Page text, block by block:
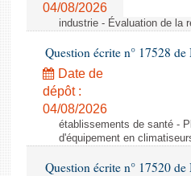
04/08/2026
industrie - Évaluation de la
Question écrite n° 17528
Date de
dépôt :
04/08/2026
établissements de santé -
d'équipement en
Question écrite n° 17520